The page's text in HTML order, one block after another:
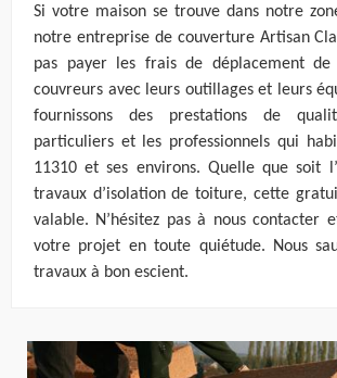
Si votre maison se trouve dans notre
notre entreprise de couverture Artisan
pas payer les frais de déplacement de
couvreurs avec leurs outillages et leurs
fournissons des prestations de
particuliers et les professionnels qui
11310 et ses environs. Quelle que soit
travaux d’isolation de toiture, cette
valable. N’hésitez pas à nous contacter
votre projet en toute quiétude. Nous
travaux à bon escient.